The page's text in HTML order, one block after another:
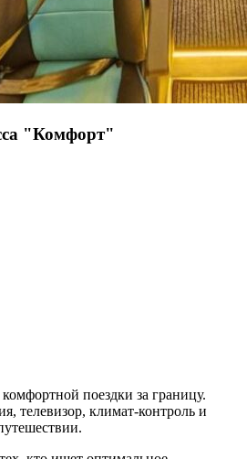
"Комфорт"
поездки за границу.
телевизор, климат-контроль и